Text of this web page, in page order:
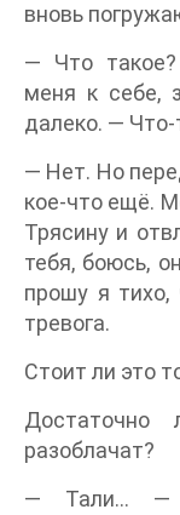
вновь
— Что
меня к себе,
далеко. — Что-
— Нет. Но
кое-что ещё.
Трясину и
тебя, боюсь,
прошу я тихо,
тревога.
Стоит ли это
разоблачат?
— Тали... —